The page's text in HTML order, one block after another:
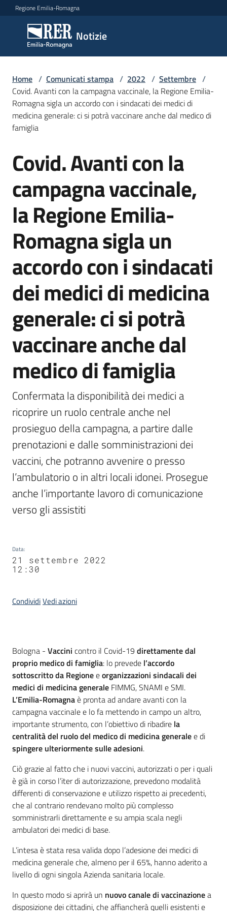
Vai al contenuto
Vai alla navigazione
Vai al footer
Regione Emilia-Romagna
Notizie
Notizie
Comunicati
stampa
Menu selezionato
Cerca
un
Risorse
Agenzia
di
e
comunicazione
Seguici
su
Home / Comunicati stampa / 2022 / Settembre /
Covid. Avanti con la campagna vaccinale, la Regione Emilia-
Romagna sigla un accordo con i sindacati dei medici di
medicina generale: ci si potrà vaccinare anche dal medico di
famiglia
Salta al contenuto
Covid. Avanti con la
campagna vaccinale,
la Regione Emilia-
Romagna sigla un
accordo con i sindacati
dei medici di medicina
generale: ci si potrà
vaccinare anche dal
medico di famiglia
Confermata la disponibilità dei medici a
ricoprire un ruolo centrale anche nel
prosieguo della campagna, a partire dalle
prenotazioni e dalle somministrazioni dei
vaccini, che potranno avvenire o presso
l’ambulatorio o in altri locali idonei. Prosegue
anche l’importante lavoro di comunicazione
verso gli assistiti
Data:
21 settembre 2022
12:30
CondividiVedi azioni
Contenuto
Bologna - Vaccini contro il Covid-19 direttamente dal
proprio medico di famiglia: lo prevede l’accordo
sottoscritto da Regioneeorganizzazioni sindacali dei
medici di medicina generale FIMMG, SNAMI e SMI.
L’Emilia-Romagnaè pronta ad andare avanti con la
campagna vaccinale e lo fa mettendo in campo un altro,
importante strumento, con l’obiettivo di ribadire la
centralità del ruolo del medico di medicina generalee di
spingere ulteriormente sulle adesioni.
Ciò grazie al fatto che i nuovi vaccini, autorizzati o per i quali
è già in corso l’iter di autorizzazione, prevedono modalità
differenti di conservazione e utilizzo rispetto ai precedenti,
che al contrario rendevano molto più complesso
somministrarli direttamente e su ampia scala negli
ambulatori dei medici di base.
L’intesa è stata resa valida dopo l’adesione dei medici di
medicina generale che, almeno per il 65%, hanno aderito a
livello di ogni singola Azienda sanitaria locale.
In questo modo si aprirà un nuovo canale di vaccinazionea
disposizione dei cittadini, che affiancherà quelli esistenti e